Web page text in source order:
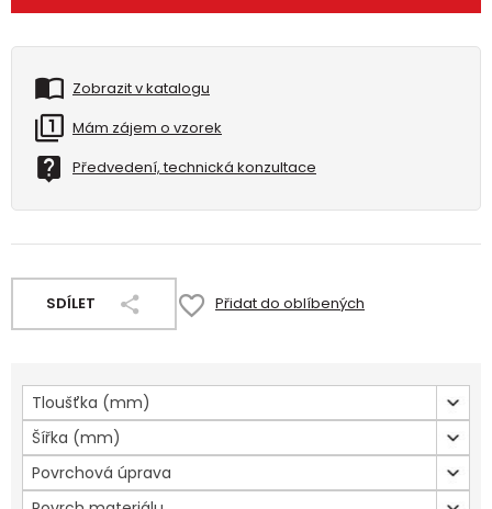
Zobrazit v katalogu
Mám zájem o vzorek
Předvedení, technická konzultace
SDÍLET Přidat do oblíbených
Tloušťka (mm)
Šířka (mm)
Povrchová úprava